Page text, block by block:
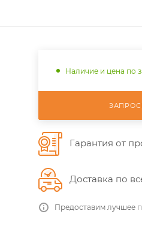
Наличие и цена по
Гарантия от
Доставка по
Предоставим лучшее